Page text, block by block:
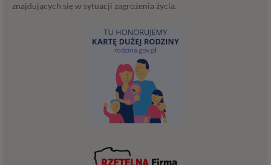
znajdujących się w sytuacji zagrożenia życia.
informacji przedstawiamy skrót najważniejszych
osobowych, jakie może mieć miejsce po 25 maja 2018 r. w
związku z korzystaniem z naszych usług. Prosimy Cię o jej
przeczytanie, nie zajmie to więcej niż kilka minut.
Czym są dane osobowe
Dane osobowe to, zgodnie z RODO, informacje o
zidentyfikowanej lub możliwej do zidentyfikowania
serwisu takimi danymi są np. adres e-mail, adres IP lub
Twoje dane w serwisie konsultacyjnym czy w innej